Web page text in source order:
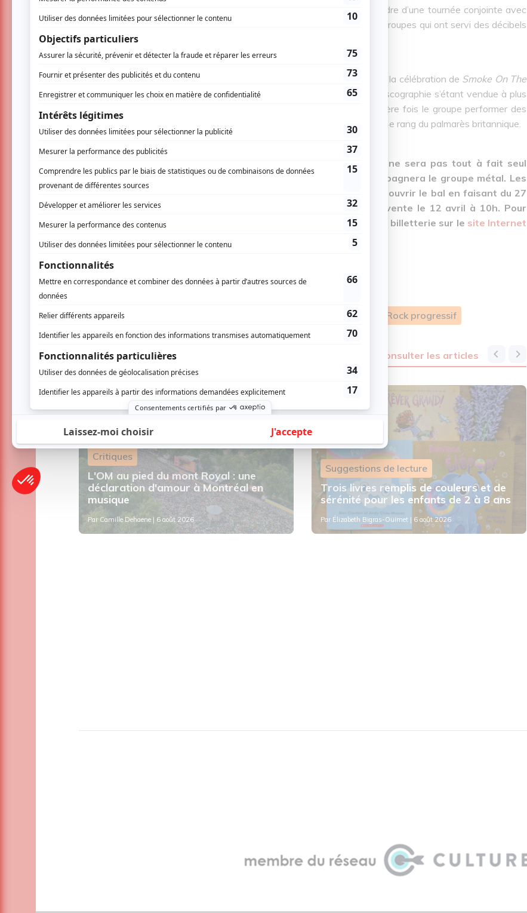
dans le cadre d’une tournée conjointe avec
Judas Priest. Un spectacle où l’engouement ne manquait pas pour deux groupes qui ont servi des décibels
de haute qualité aux amateurs de métal de la métropole.
Cette fois, Deep Purple sera à l’avant-scène avec thématique principale, la célébration de Smoke On The
Water, mais devrait aussi démontrer des bribes de l'étendard de leur discographie s’étant vendue à plus
de 100 millions d’exemplaires. Le public devrait aussi voir pour la première fois le groupe performer des
titres de l’album
sorti en 2020 et dont le dernier s’est hissé au 4e rang du palmarès britannique.
Malgré une tournée centrée autour de Deep Purple, le groupe ne sera pas tout à fait seul
encore une fois. YES, groupe pionnier du rock progressif, accompagnera le groupe métal. Les
pourront donc ouvrir le bal en faisant du 27
août une soirée rock au Centre Bell. Les billets seront mis en vente le 12 avril à 10h. Pour
réserver votre place et acheter votre billet, consultez le lien de la billetterie sur le site Internet
Deep Purple Centre Bell Rock progressif
ÉGALEMENT À LA UNE consulter les articles
Critiques
L'OM au pied du mont Royal : une
déclaration d'amour à Montréal en
musique
Par Camille Dehaene | 6 août 2026
Suggestions de lecture
Trois livres remplis de couleurs et de
sérénité pour les enfants de 2 à 8 ans
Par Élizabeth Bigras-Ouimet| 6 août 2026